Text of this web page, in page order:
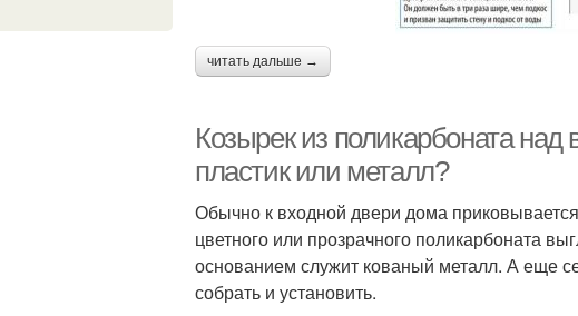
читать дальше →
Козырек из поликарбоната
пластик или металл?
Обычно к входной двери дома
цветного или прозрачного поликарбоната
основанием служит кованый металл. А еще
собрать и установить.